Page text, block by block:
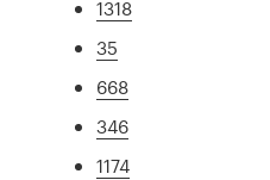
1318
35
668
346
1174